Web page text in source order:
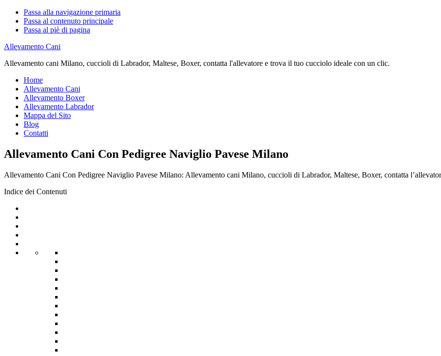
Passa alla navigazione primaria
Passa al contenuto principale
Passa al piè di pagina
Allevamento Cani
Allevamento cani Milano, cuccioli di Labrador, Maltese, Boxer, contatta l'allevatore e trova il tuo cucciolo ideale con un clic.
Home
Allevamento Cani
Allevamento Boxer
Allevamento Labrador
Mappa del Sito
Blog
Contatti
Allevamento Cani Con Pedigree Naviglio Pavese Milano
Allevamento Cani Con Pedigree Naviglio Pavese Milano: Allevamento cani Milano, cuccioli di Labrador, Maltese, Boxer, contatta
Indice dei Contenuti